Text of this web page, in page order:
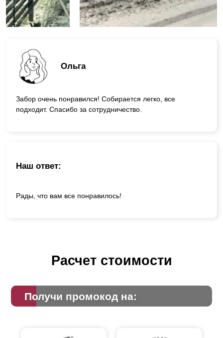
Ольга
Забор очень понравился! Собирается легко, все
подходит. Спасибо за сотрудничество.
Наш ответ:
Рады, что вам все понравилось!
Расчет стоимости
Получи промокод на: